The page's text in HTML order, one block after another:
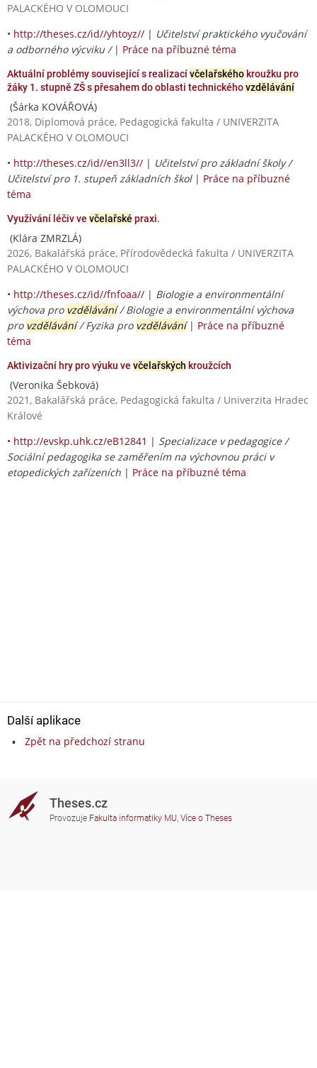
PALACKÉHO V OLOMOUCI
• http://theses.cz/id//yhtoyz// | Učitelství praktického vyučování
a odborného výcviku / | Práce na příbuzné téma
Aktuální problémy související s realizacívčelařskéhokroužku pro
žáky 1. stupně ZŠ s přesahem do oblasti technickéhovzdělávání
(Šárka KOVÁŘOVÁ)
2018, Diplomová práce, Pedagogická fakulta / UNIVERZITA
PALACKÉHO V OLOMOUCI
• http://theses.cz/id//en3ll3// | Učitelství pro základní školy /
Učitelství pro 1. stupeň základních škol| Práce na příbuzné
téma
Využívání léčiv ve včelařské praxi.
(Klára ZMRZLÁ)
2026, Bakalářská práce, Přírodovědecká fakulta / UNIVERZITA
PALACKÉHO V OLOMOUCI
• http://theses.cz/id//fnfoaa// | Biologie a environmentální
výchova pro vzdělávání/ Biologie a environmentální výchova
pro vzdělávání/ Fyzika pro vzdělávání| Práce na příbuzné
téma
Aktivizační hry pro výuku ve včelařských kroužcích
(Veronika Šebková)
2021, Bakalářská práce, Pedagogická fakulta / Univerzita Hradec
Králové
• http://evskp.uhk.cz/eB12841 | Specializace v pedagogice /
Sociální pedagogika se zaměřením na výchovnou práci v
etopedických zařízeních | Práce na příbuzné téma
Další aplikace
Zpět na předchozí stranu
Theses.cz
Provozuje Fakulta informatiky MU, Více o Theses